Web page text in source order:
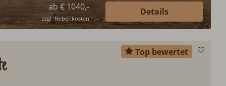
ab € 1040,-
zzgl. Nebenkosten
Details
Top bewertet